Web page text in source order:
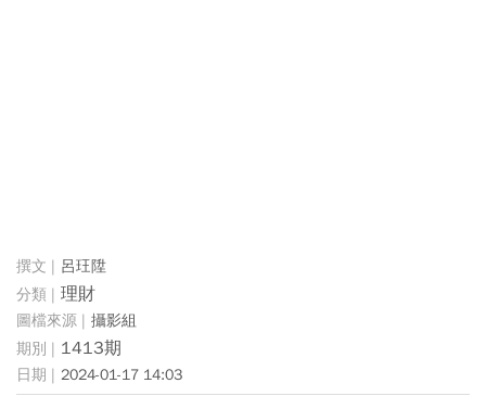
呂玨陞
理財
攝影組
1413期
2024-01-17 14:03